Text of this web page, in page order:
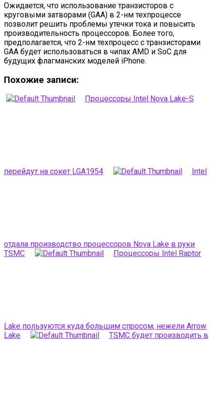
Ожидается, что использование транзисторов с
круговыми затворами (GAA) в 2-нм техпроцессе
позволит решить проблемы утечки тока и повысить
производительность процессоров. Более того,
предполагается, что 2-нм техпроцесс с транзисторами
GAA будет использоваться в чипах AMD и SoC для
будущих флагманских моделей iPhone.
Похожие записи:
Процессоры Intel Nova Lake-S
перейдут на сокет LGA1954 Intel
отдала производство процессоров Nova Lake в руки
TSMC
Процессоры Intel Raptor
Lake пользуются куда большим спросом, нежели Arrow
Lake
TSMC будет производить в